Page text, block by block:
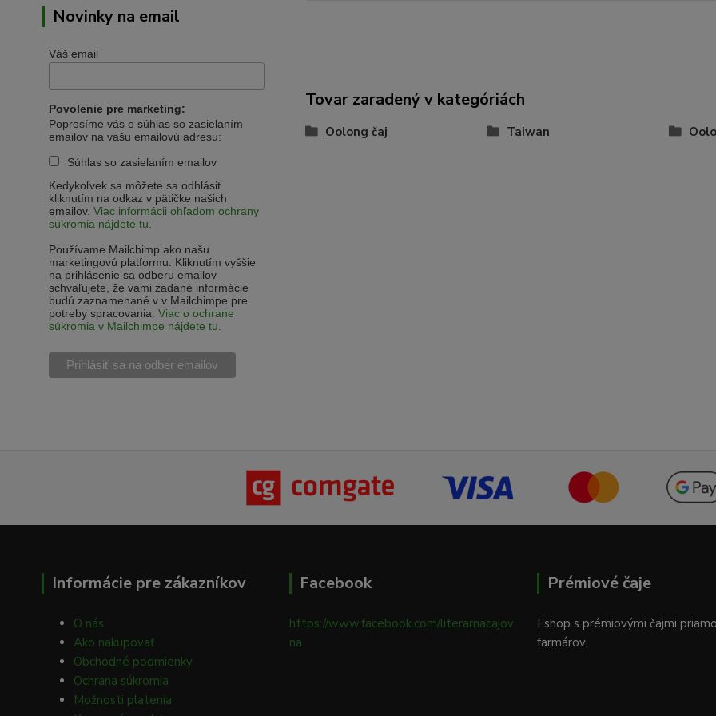
Novinky na email
Váš email
Povolenie pre marketing:
Poprosíme vás o súhlas so zasielaním
emailov na vašu emailovú adresu:
Súhlas so zasielaním emailov
Kedykoľvek sa môžete sa odhlásiť
kliknutím na odkaz v pätičke našich
emailov. Viac informácii ohľadom ochrany
súkromia nájdete tu.
Používame Mailchimp ako našu
marketingovú platformu. Kliknutím vyššie
na prihlásenie sa odberu emailov
schvaľujete, že vami zadané informácie
budú zaznamenané v v Mailchimpe pre
potreby spracovania. Viac o ochrane
súkromia v Mailchimpe nájdete tu.
Tovar zaradený v kategóriách
Oolong čaj Taiwan
Informácie pre zákazníkov
O nás
Ako nakupovať
Obchodné podmienky
Ochrana súkromia
Možnosti platenia
Facebook
https://www.facebook.com/literarnacajov
na
Prémiové čaje
Eshop s prémiovými čajmi
farmárov.